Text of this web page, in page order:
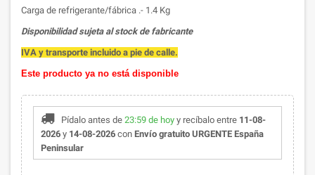
Carga de refrigerante/fábrica .- 1.4 Kg
Disponibilidad sujeta al stock de fabricante
IVA y transporte incluido a pie de calle.
Este producto ya no está disponible
Pídalo antes de 23:59 de hoy y recíbalo entre 11-08-
2026y 14-08-2026 con Envío gratuito URGENTE España
Peninsular